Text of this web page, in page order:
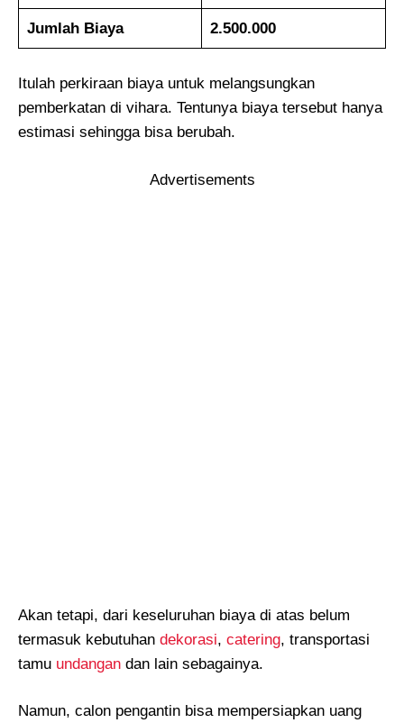
Jumlah Biaya 2.500.000
Itulah perkiraan biaya untuk melangsungkan
pemberkatan di vihara. Tentunya biaya tersebut hanya
estimasi sehingga bisa berubah.
Advertisements
Akan tetapi, dari keseluruhan biaya di atas belum
termasuk kebutuhan dekorasi, catering, transportasi
tamu undangan dan lain sebagainya.
Namun, calon pengantin bisa mempersiapkan uang